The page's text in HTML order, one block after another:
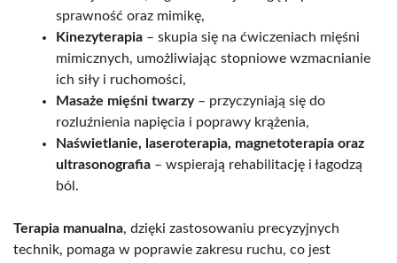
sprawność oraz mimikę,
Kinezyterapia – skupia się na ćwiczeniach mięśni
mimicznych, umożliwiając stopniowe wzmacnianie
ich siły i ruchomości,
Masaże mięśni twarzy– przyczyniają się do
rozluźnienia napięcia i poprawy krążenia,
Naświetlanie, laseroterapia, magnetoterapia oraz
ultrasonografia – wspierają rehabilitację i łagodzą
ból.
Terapia manualna, dzięki zastosowaniu precyzyjnych
technik, pomaga w poprawie zakresu ruchu, co jest